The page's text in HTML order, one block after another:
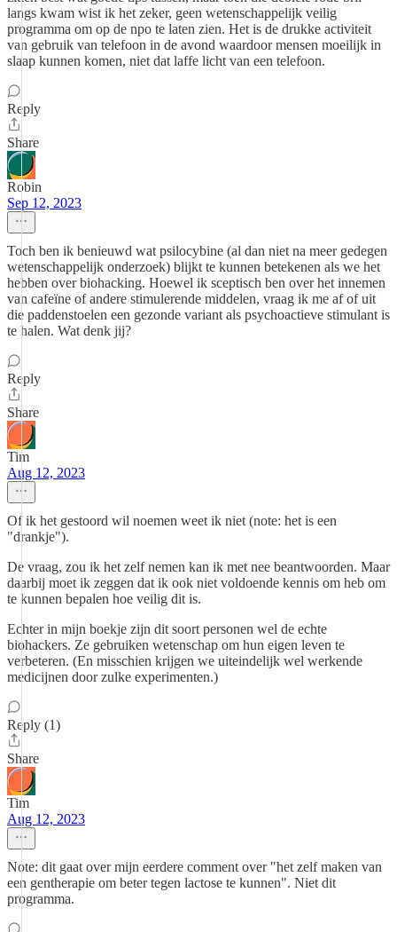
langs kwam wist ik het zeker, geen wetenschappelijk veilig
programma om op de npo te laten zien. Het is de drukke activiteit
van gebruik van telefoon in de avond waardoor mensen moeilijk in
slaap kunnen komen, niet dat laffe licht van een telefoon.
Reply
Share
Robin
Sep 12, 2023
Toch ben ik benieuwd wat psilocybine (al dan niet na meer gedegen
wetenschappelijk onderzoek) blijkt te kunnen betekenen als we het
hebben over biohacking. Hoewel ik sceptisch ben over het innemen
van cafeïne of andere stimulerende middelen, vraag ik me af of uit
die paddenstoelen een gezonde variant als psychoactieve stimulant is
te halen. Wat denk jij?
Reply
Share
Tim
Aug 12, 2023
Of ik het gestoord wil noemen weet ik niet (note: het is een
"drankje").
De vraag, zou ik het zelf nemen kan ik met nee beantwoorden. Maar
daarbij moet ik zeggen dat ik ook niet voldoende kennis om heb om
te kunnen bepalen hoe veilig dit is.
Echter in mijn boekje zijn dit soort personen wel de echte
biohackers. Ze gebruiken wetenschap om hun eigen leven te
verbeteren. (En misschien krijgen we uiteindelijk wel werkende
medicijnen door zulke experimenten.)
Reply (1)
Share
Tim
Aug 12, 2023
Note: dit gaat over mijn eerdere comment over "het zelf maken van
een gentherapie om beter tegen lactose te kunnen". Niet dit
programma.